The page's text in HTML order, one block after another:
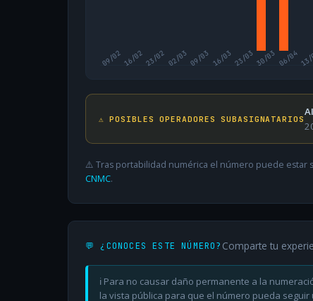
09/0216/0223/02 02/03 09/03 16/03 23/03 30/03 06/04
⚠️ POSIBLES OPERADORES SUBASIGNATARIOS
⚠️ Tras portabilidad numérica el número puede estar
CNMC.
💬 ¿CONOCES ESTE NÚMERO? Comparte tu
ℹ️ Para no causar daño permanente a la
la vista pública para que el número pueda